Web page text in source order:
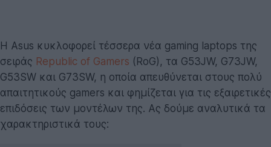
Η Asus κυκλοφορεί τέσσερα νέα gaming laptops της
σειράς Republic of Gamers (RoG), τα G53JW, G73JW,
G53SW και G73SW, η οποία απευθύνεται στους πολύ
απαιτητικούς gamers και φημίζεται για τις εξαιρετικές
επιδόσεις των μοντέλων της. Ας δούμε αναλυτικά τα
χαρακτηριστικά τους: